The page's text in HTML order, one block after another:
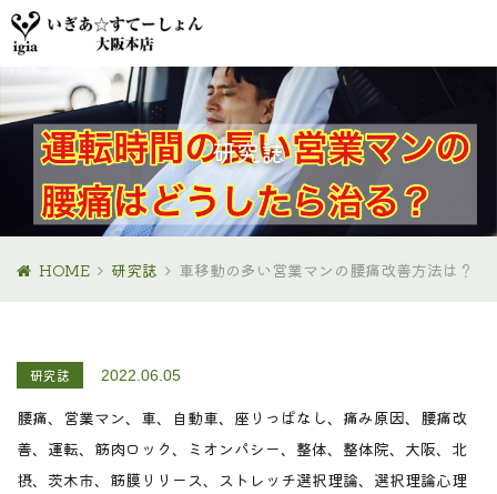
研究誌
HOME 研究誌 車移動の多い営業マンの腰痛改善方法は？
研究誌 2022.06.05
腰痛、営業マン、車、自動車、座りっぱなし、痛み原因、腰痛改
善、運転、筋肉ロック、ミオンパシー、整体、整体院、大阪、北
摂、茨木市、筋膜リリース、ストレッチ選択理論、選択理論心理